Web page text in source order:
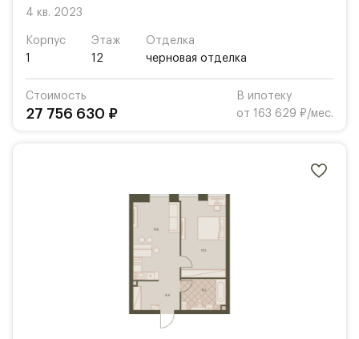
4 кв. 2023
Корпус
1
Этаж
12
Отделка
черновая отделка
Стоимость
27 756 630 ₽
В ипотеку
от 163 629 ₽/мес.